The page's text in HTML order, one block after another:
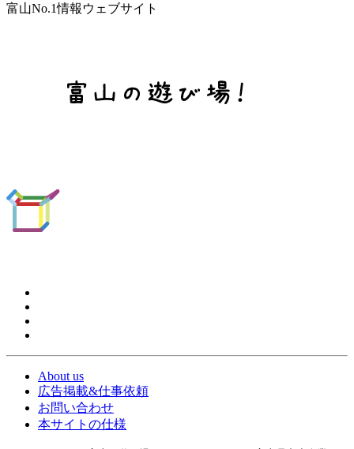
富山No.1情報ウェブサイト
About us
広告掲載&仕事依頼
お問い合わせ
本サイトの仕様